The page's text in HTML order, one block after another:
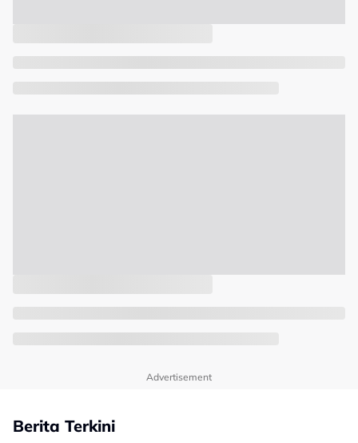
Advertisement
Berita Terkini